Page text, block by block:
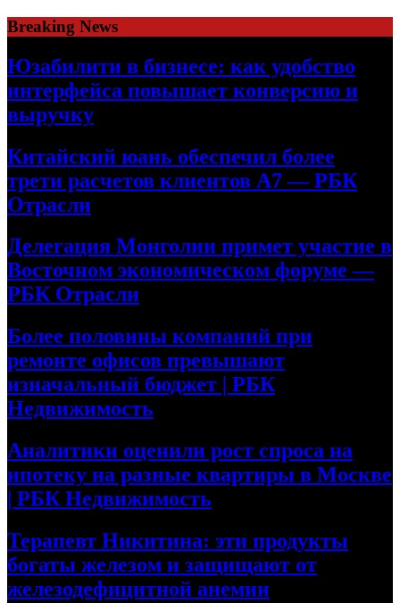
Skip
to
content
Breaking News
Юзабилити в бизнесе: как удобство
интерфейса повышает конверсию и
выручку
Китайский юань обеспечил более
трети расчетов клиентов А7 — РБК
Отрасли
Делегация Монголии примет участие в
Восточном экономическом форуме —
РБК Отрасли
Более половины компаний при
ремонте офисов превышают
изначальный бюджет | РБК
Недвижимость
Аналитики оценили рост спроса на
ипотеку на разные квартиры в Москве
| РБК Недвижимость
Терапевт Никитина: эти продукты
богаты железом и защищают от
железодефицитной анемии